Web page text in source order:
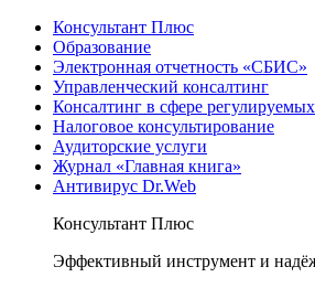
Консультант Плюс
Образование
Электронная отчетность «СБИС»
Управленческий консалтинг
Консалтинг в сфере
Налоговое консультирование
Аудиторские услуги
Журнал «Главная книга»
Антивирус Dr.Web
Консультант Плюс
Эффективный инструмент и